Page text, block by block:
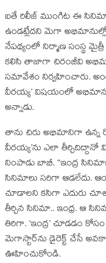
ఐతే రిలీజ్ ముంగిట ఈ
ఉండట్లేదని మెగా
నేపథ్యంలో నిర్మాణ సంస్థ
కలిసి తాజాగా చిరంజీవి
సమావేశం నిర్వహించారు.
వీరయ్య’ విషయంలో
అన్నాడు.
తాను చిరు అభిమానిగా ఉన్న
వీరయ్య’ను ఎలా తీర్చిదిద్దానో
నింపాడు బాబీ. “ఇంద్ర
సినిమాలు సరిగా ఆడలేదు.
చూడాలని కసిగా ఎదురు
తీర్చిన సినిమా.. ఇంధ్ర. ఆ
తిరిగా. ‘ఇంద్ర’ చూడడం
మెగాస్టార్‌ను డైరెక్ట్ చేసే
ఊహించుకోండి.